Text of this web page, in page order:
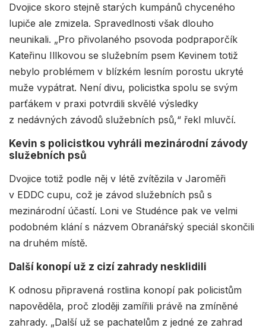
Dvojice skoro stejně starých kumpánů chyceného
lupiče ale zmizela. Spravedlnosti však dlouho
neunikali. „Pro přivolaného psovoda podpraporčík
Kateřinu Illkovou se služebním psem Kevinem totiž
nebylo problémem v blízkém lesním porostu ukryté
muže vypátrat. Není divu, policistka spolu se svým
parťákem v praxi potvrdili skvělé výsledky
z nedávných závodů služebních psů,“ řekl mluvčí.
Kevin s policistkou vyhráli mezinárodní závody
služebních psů
Dvojice totiž podle něj v létě zvítězila v Jaroměři
v EDDC cupu, což je závod služebních psů s
mezinárodní účastí. Loni ve Studénce pak ve velmi
podobném klání s názvem Obranářský speciál skončili
na druhém místě.
Další konopí už z cizí zahrady nesklidili
K odnosu připravená rostlina konopí pak policistům
napověděla, proč zloději zamířili právě na zmíněné
zahrady. „Další už se pachatelům z jedné ze zahrad